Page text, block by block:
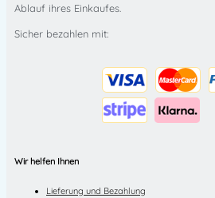
Ablauf ihres Einkaufes.
Sicher bezahlen mit:
Wir helfen Ihnen
Lieferung und Bezahlung